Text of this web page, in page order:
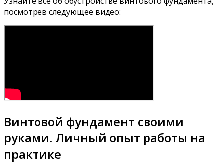
посмотрев следующее видео:
Винтовой фундамент своими
руками. Личный опыт работы на
практике